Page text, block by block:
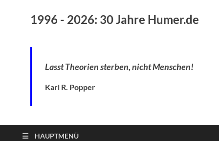
1996 - 2026: 30 Jahre Humer.de
Lasst Theorien sterben, nicht Menschen!
Karl R. Popper
HAUPTMENÜ